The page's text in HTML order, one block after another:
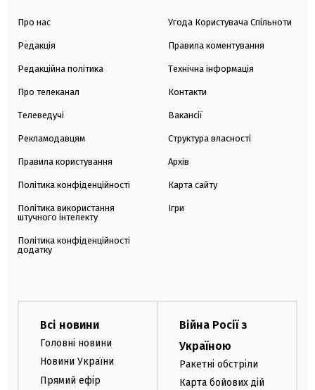
Про нас
Редакція
Редакційна політика
Про телеканал
Телеведучі
Рекламодавцям
Правила користування
Політика конфіденційності
Політика використання
штучного інтелекту
Політика конфіденційності
додатку
Угода Користувача Спільноти
Правила коментування
Технічна інформація
Контакти
Вакансії
Структура власності
Архів
Карта сайту
Ігри
Всі новини
Головні новини
Новини України
Прямий ефір
Війна Росії з
Україною
Ракетні обстріли
Карта бойових дій